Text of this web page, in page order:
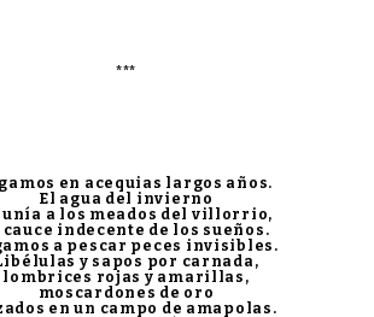
***
en acequias largos años.
El agua del invierno
unía a los meados del villorrio,
cauce indecente de los sueños.
a pescar peces invisibles.
y sapos por carnada,
lombrices rojas y amarillas,
moscardones de oro
en un campo de amapolas.